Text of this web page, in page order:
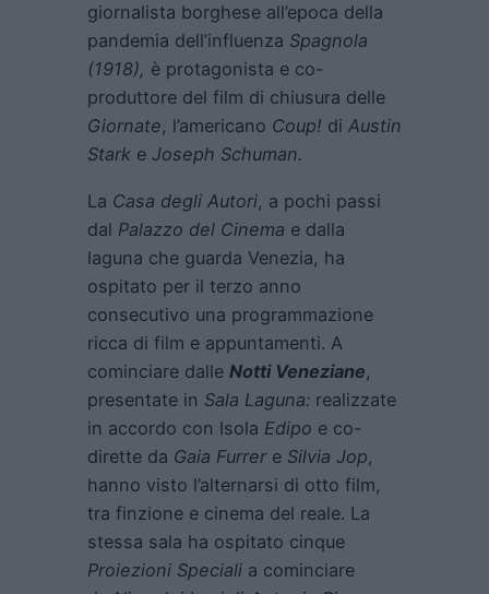
giornalista borghese all’epoca della
pandemia dell’influenza Spagnola
(1918), è protagonista e co-
produttore del film di chiusura delle
Giornate, l’americano Coup! di Austin
Stark e Joseph Schuman.
La Casa degli Autori, a pochi passi
dal Palazzo del Cinema e dalla
laguna che guarda Venezia, ha
ospitato per il terzo anno
consecutivo una programmazione
ricca di film e appuntamenti. A
cominciare dalle Notti Veneziane,
presentate in Sala Laguna: realizzate
in accordo con Isola Edipo e co-
dirette da Gaia Furrere Silvia Jop,
hanno visto l’alternarsi di otto film,
tra finzione e cinema del reale. La
stessa sala ha ospitato cinque
Proiezioni Speciali a cominciare